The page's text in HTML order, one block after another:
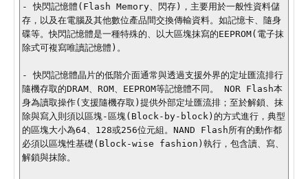
- 快閃記憶體(Flash Memory、閃存)，主要用於一般性資料儲
存，以及在電腦及其他數位產品間交換傳輸資料。如記憶卡、隨身
碟等。快閃記憶體是一種特殊的、以大區塊抹寫的EEPROM(電子抹
除式可複寫唯讀記憶體)。
- 快閃記憶體晶片的低階介面通常與透過支援外界的定址匯流排行
隨機存取的DRAM、ROM、EEPROM等記憶體不同。 NOR Flash本
身為讀取操作(支援隨機存取)提供外部定址匯流排；至於解鎖、抹
除與寫入則須以區塊-區塊(Block-by-block)的方式進行，典型
的區塊大小為64、128或256位元組。NAND Flash所有的動作都
必須以區塊性基礎(Block-wise fashion)執行，包含讀、寫、
解鎖與抹除。